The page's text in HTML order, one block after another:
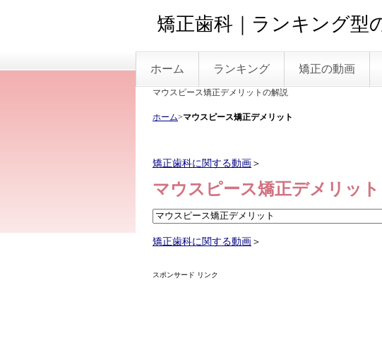
矯正歯科｜ランキング型
ホーム ランキング 矯正の動画
マウスピース矯正デメリットの解説
ホーム>マウスピース矯正デメリット
矯正歯科に関する動画 ＞
マウスピース矯正デメリット
矯正歯科に関する動画 ＞
スポンサード リンク